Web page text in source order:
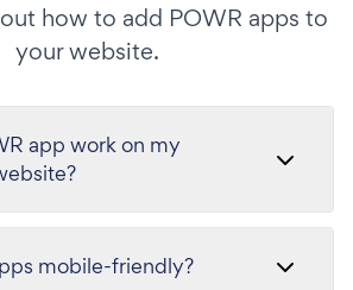
how to add POWR apps to
your website.
app work on my
mobile-friendly?